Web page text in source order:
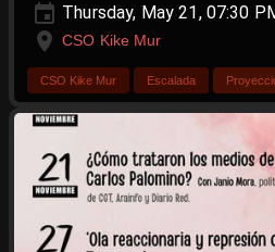
Thursday, May 21, 07:30
CSO Kike Mur
CSO Kike Mur Escalada